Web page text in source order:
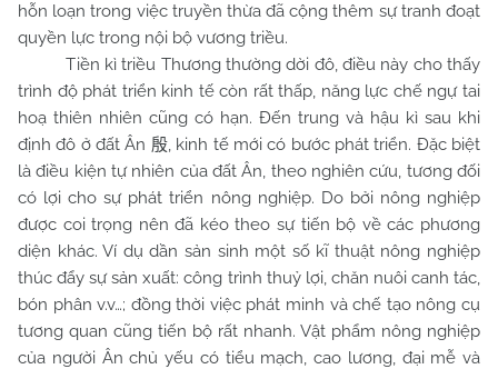
hỗn loạn trong việc truyền thừa đã cộng thêm sự tranh đoạt
quyền lực trong nội bộ vương triều.
Tiền kì triều Thương thường dời đô, điều này cho thấy
trình độ phát triển kinh tế còn rất thấp, năng lực chế ngự tai
hoạ thiên nhiên cũng có hạn. Đến trung và hậu kì sau khi
định đô ở đất Ân 殷, kinh tế mới có bước phát triển. Đặc biệt
là điều kiện tự nhiên của đất Ân, theo nghiên cứu, tương đối
có lợi cho sự phát triển nông nghiệp. Do bởi nông nghiệp
được coi trọng nên đã kéo theo sự tiến bộ về các phương
diện khác. Ví dụ dần sản sinh một số kĩ thuật nông nghiệp
thúc đẩy sự sản xuất: công trình thuỷ lợi, chăn nuôi canh tác,
bón phân v.v…; đồng thời việc phát minh và chế tạo nông cụ
tương quan cũng tiến bộ rất nhanh. Vật phẩm nông nghiệp
của người Ân chủ yếu có tiểu mạch, cao lương, đại mễ và